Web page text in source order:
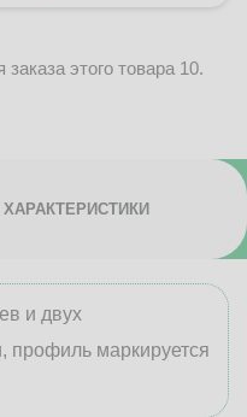
этого товара 10.
и двух
маркируется